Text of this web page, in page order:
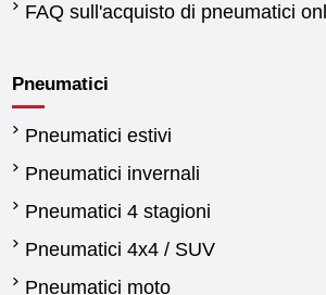
FAQ sull'acquisto di pneumatici
Pneumatici
Pneumatici estivi
Pneumatici invernali
Pneumatici 4 stagioni
Pneumatici 4x4 / SUV
Pneumatici moto